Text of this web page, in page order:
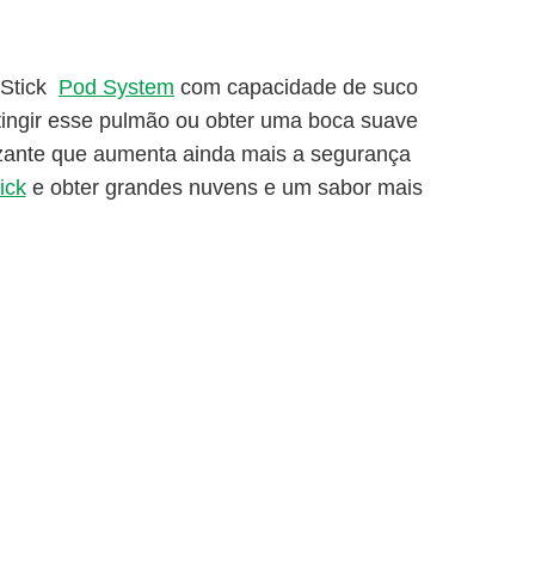
Pod System com capacidade de suco
esse pulmão ou obter uma boca suave
que aumenta ainda mais a segurança
e obter grandes nuvens e um sabor mais